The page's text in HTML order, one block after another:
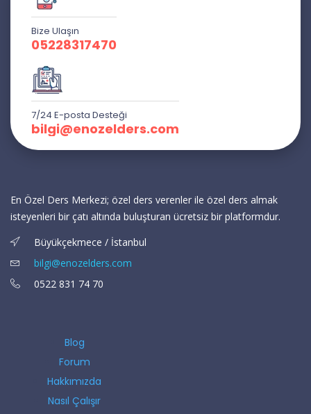
Bize Ulaşın
05228317470
7/24 E-posta Desteği
bilgi@enozelders.com
En Özel Ders Merkezi; özel ders verenler ile özel ders almak
isteyenleri bir çatı altında buluşturan ücretsiz bir platformdur.
Büyükçekmece / İstanbul
bilgi@enozelders.com
0522 831 74 70
Blog
Forum
Hakkımızda
Nasıl Çalışır